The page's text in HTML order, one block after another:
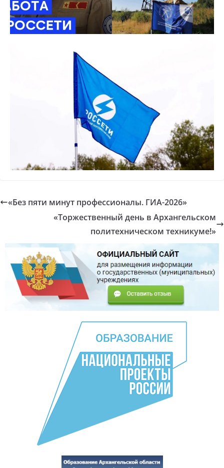
«Без пяти минут профессионалы. ГИА-2026»
«Торжественный день в Архангельском
политехническом техникуме!»